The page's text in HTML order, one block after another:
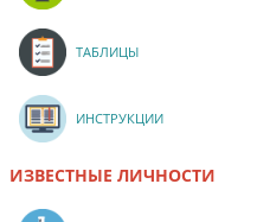
ТАБЛИЦЫ
ИНСТРУКЦИИ
ИЗВЕСТНЫЕ ЛИЧНОСТИ